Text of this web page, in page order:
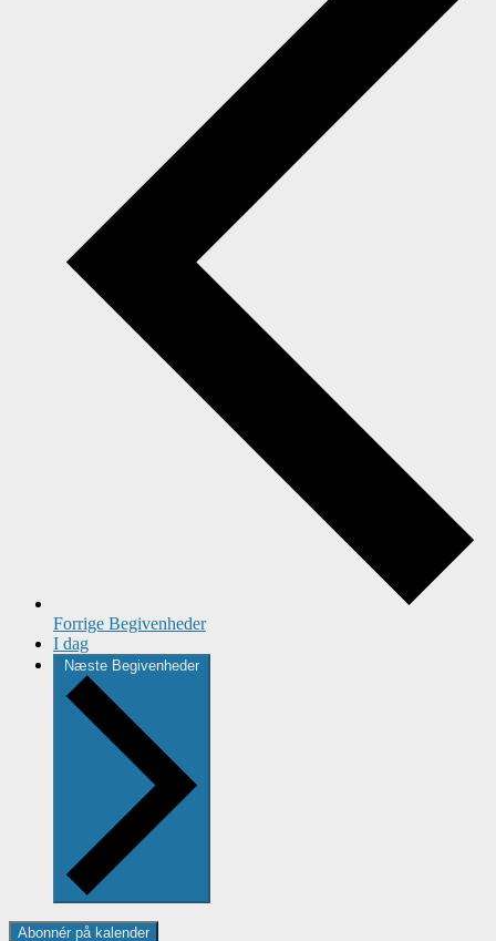
Forrige Begivenheder
I dag
Næste Begivenheder
Abonnér på kalender